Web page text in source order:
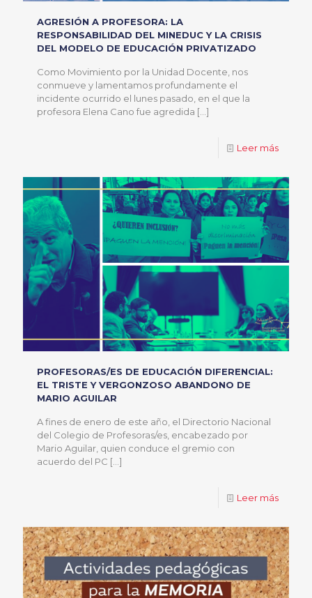
AGRESIÓN A PROFESORA: LA
RESPONSABILIDAD DEL MINEDUC Y LA CRISIS
DEL MODELO DE EDUCACIÓN PRIVATIZADO
Como Movimiento por la Unidad Docente, nos
conmueve y lamentamos profundamente el
incidente ocurrido el lunes pasado, en el que la
profesora Elena Cano fue agredida […]
Leer más
PROFESORAS/ES DE EDUCACIÓN DIFERENCIAL:
EL TRISTE Y VERGONZOSO ABANDONO DE
MARIO AGUILAR
A fines de enero de este año, el Directorio Nacional
del Colegio de Profesoras/es, encabezado por
Mario Aguilar, quien conduce el gremio con
acuerdo del PC […]
Leer más